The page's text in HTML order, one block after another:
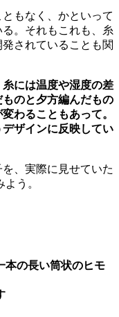
もなく、かといって
。それもこれも、糸
されていることも関
糸には温度や湿度の差
のと夕方編んだもの
わることもあって。
ザインに反映してい
、実際に見せていた
う。
の長い筒状のヒモ